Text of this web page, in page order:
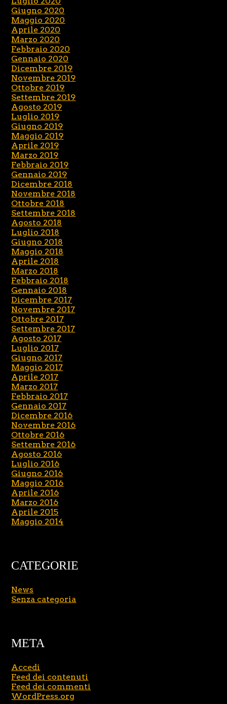
Giugno 2020
Maggio 2020
Aprile 2020
Marzo 2020
Febbraio 2020
Gennaio 2020
Dicembre 2019
Novembre 2019
Ottobre 2019
Settembre 2019
Agosto 2019
Luglio 2019
Giugno 2019
Maggio 2019
Aprile 2019
Marzo 2019
Febbraio 2019
Gennaio 2019
Dicembre 2018
Novembre 2018
Ottobre 2018
Settembre 2018
Agosto 2018
Luglio 2018
Giugno 2018
Maggio 2018
Aprile 2018
Marzo 2018
Febbraio 2018
Gennaio 2018
Dicembre 2017
Novembre 2017
Ottobre 2017
Settembre 2017
Agosto 2017
Luglio 2017
Giugno 2017
Maggio 2017
Aprile 2017
Marzo 2017
Febbraio 2017
Gennaio 2017
Dicembre 2016
Novembre 2016
Ottobre 2016
Settembre 2016
Agosto 2016
Luglio 2016
Giugno 2016
Maggio 2016
Aprile 2016
Marzo 2016
Aprile 2015
Maggio 2014
CATEGORIE
News
Senza categoria
META
Accedi
Feed dei contenuti
Feed dei commenti
WordPress.org